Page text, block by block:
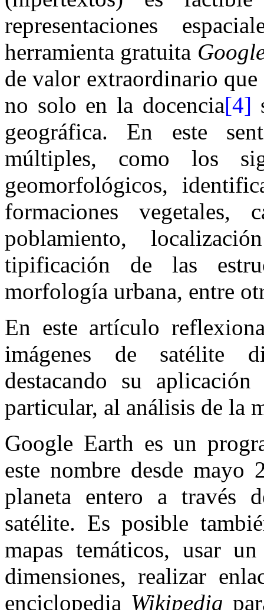
representaciones
herramienta gratuita
de valor extraordinario
no solo en la docencia[4]
geográfica. En este
múltiples, como los
geomorfológicos,
formaciones vegetales,
poblamiento,
tipificación de las
morfología urbana, entre
En este artículo
imágenes de satélite
destacando su
particular, al análisis de la
Google Earth es un
este nombre desde
planeta entero a través
satélite. Es posible
mapas temáticos, usar
dimensiones, realizar
enciclopedia Wikipedia